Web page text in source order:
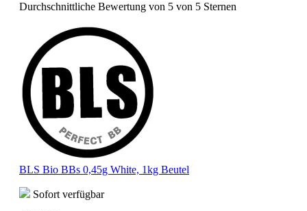
Durchschnittliche Bewertung von 5 von 5 Sternen
BLS Bio BBs 0,45g White, 1kg Beutel
Sofort verfügbar